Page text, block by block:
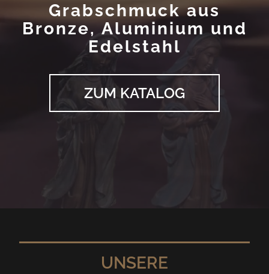
Grabschmuck aus
Bronze, Aluminium und
Edelstahl
ZUM KATALOG
UNSERE